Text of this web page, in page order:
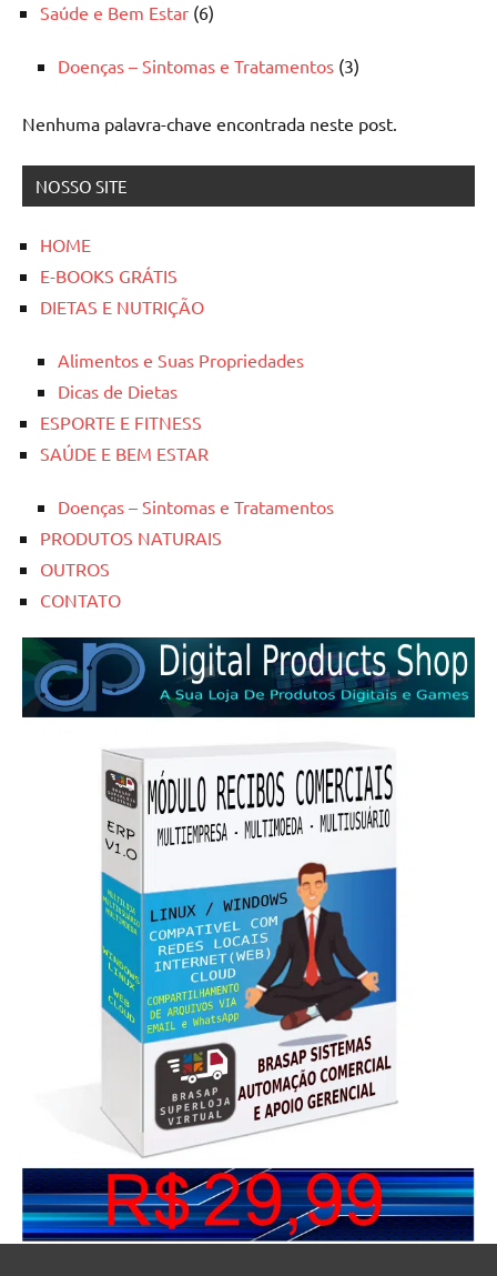
Saúde e Bem Estar (6)
Doenças – Sintomas e Tratamentos (3)
Nenhuma palavra-chave encontrada neste post.
NOSSO SITE
HOME
E-BOOKS GRÁTIS
DIETAS E NUTRIÇÃO
Alimentos e Suas Propriedades
Dicas de Dietas
ESPORTE E FITNESS
SAÚDE E BEM ESTAR
Doenças – Sintomas e Tratamentos
PRODUTOS NATURAIS
OUTROS
CONTATO